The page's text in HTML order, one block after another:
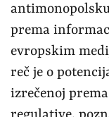
prema
evropskim
reč je o
izrečenoj